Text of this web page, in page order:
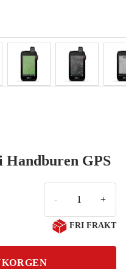
Handburen GPS
- +
FRI FRAKT